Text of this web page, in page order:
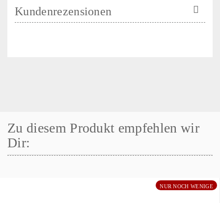
Kundenrezensionen
Zu diesem Produkt empfehlen wir
Dir:
NUR NOCH WENIGE